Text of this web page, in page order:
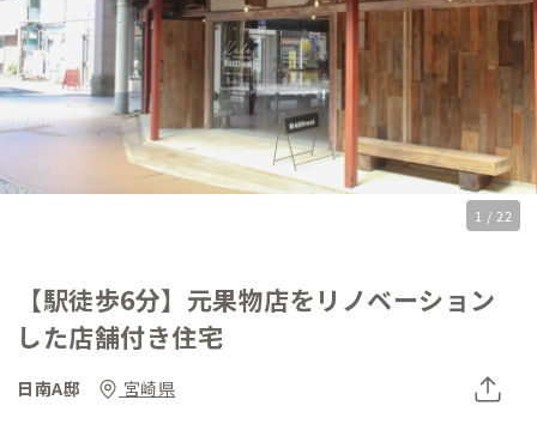
1 / 22
【駅徒歩6分】元果物店をリノベーション
した店舗付き住宅
日南A邸 宮崎県